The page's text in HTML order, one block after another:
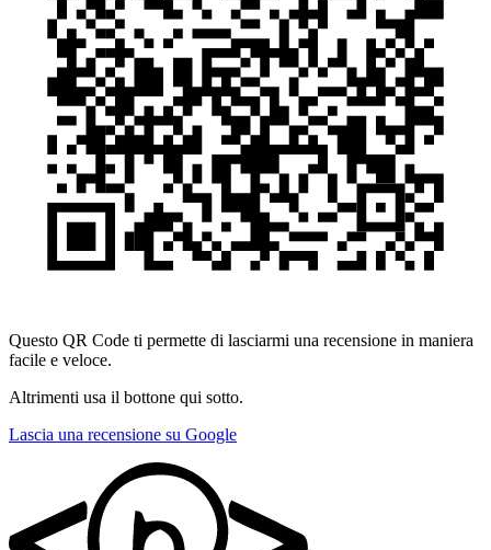
Questo QR Code ti permette di lasciarmi una recensione in maniera
facile e veloce.
Altrimenti usa il bottone qui sotto.
Lascia una recensione su Google